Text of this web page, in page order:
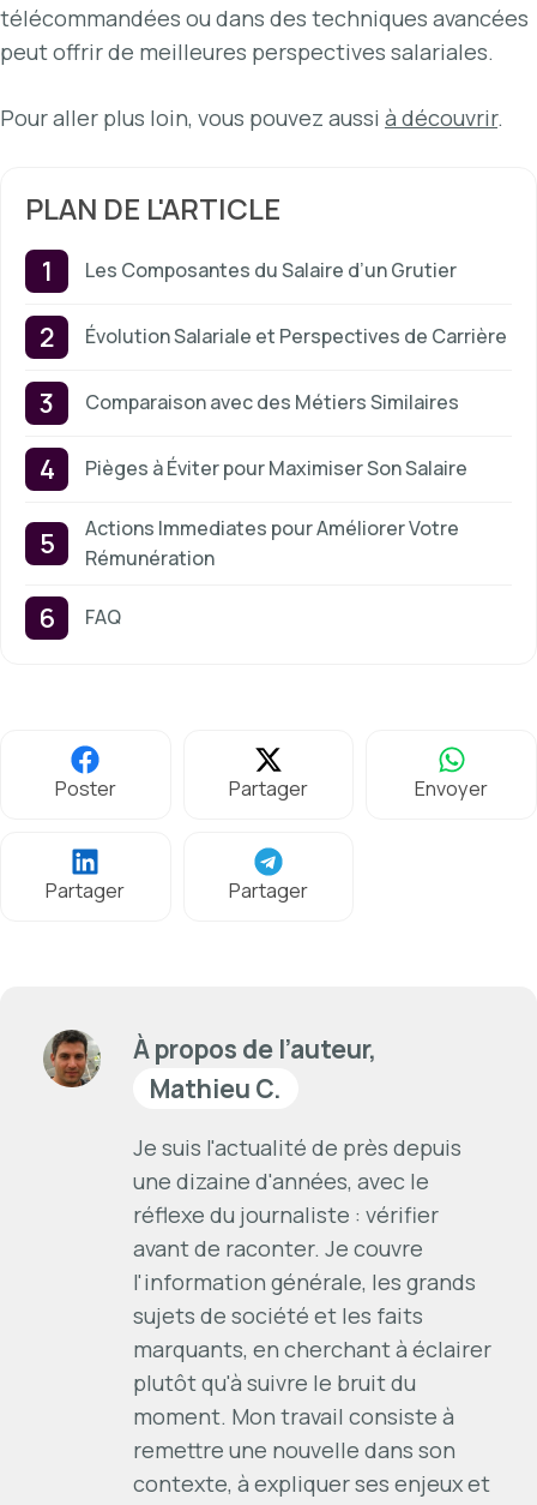
télécommandées ou dans des techniques avancées
peut offrir de meilleures perspectives salariales.
Pour aller plus loin, vous pouvez aussi à découvrir.
PLAN DE L'ARTICLE
Les Composantes du Salaire d’un Grutier
Évolution Salariale et Perspectives de Carrière
Comparaison avec des Métiers Similaires
Pièges à Éviter pour Maximiser Son Salaire
Actions Immediates pour Améliorer Votre
Rémunération
FAQ
Poster Partager Envoyer
Partager Partager
À propos de l’auteur,
Mathieu C.
Je suis l'actualité de près depuis
une dizaine d'années, avec le
réflexe du journaliste : vérifier
avant de raconter. Je couvre
l'information générale, les grands
sujets de société et les faits
marquants, en cherchant à éclairer
plutôt qu'à suivre le bruit du
moment. Mon travail consiste à
remettre une nouvelle dans son
contexte, à expliquer ses enjeux et